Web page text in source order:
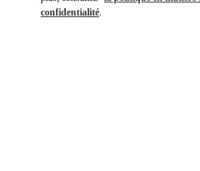
confidentialité.